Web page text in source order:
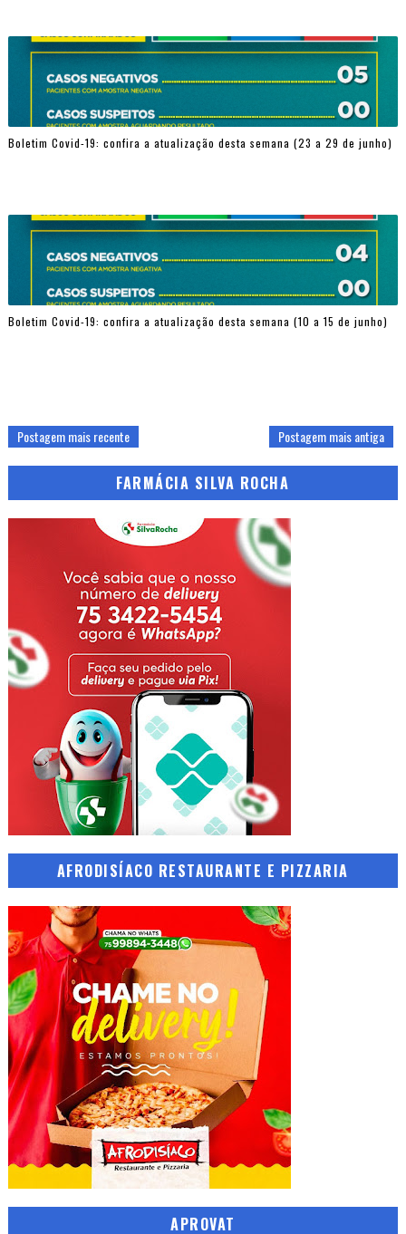
Boletim Covid-19: confira a atualização desta semana (23 a 29 de junho)
Boletim Covid-19: confira a atualização desta semana (10 a 15 de junho)
Postagem mais recente Postagem mais antiga
FARMÁCIA SILVA ROCHA
AFRODISÍACO RESTAURANTE E PIZZARIA
APROVAT